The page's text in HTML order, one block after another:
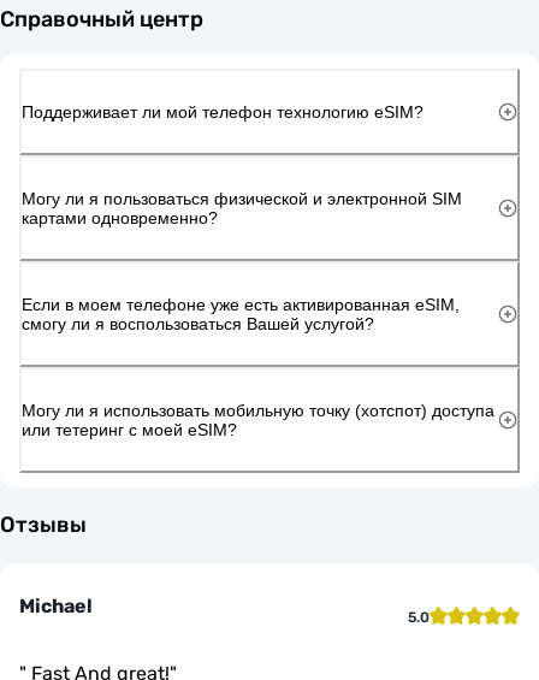
Справочный центр
Поддерживает ли мой телефон технологию eSIM?
Могу ли я пользоваться физической и электронной SIM
картами одновременно?
Если в моем телефоне уже есть активированная eSIM,
смогу ли я воспользоваться Вашей услугой?
Могу ли я использовать мобильную точку (хотспот) доступа
или тетеринг с моей eSIM?
Отзывы
Michael 5.0
" Fast And great!"